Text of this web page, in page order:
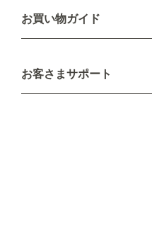
新規会員登録
お買い物ガイド
配送について
不良品・返品について
お客さまサポート